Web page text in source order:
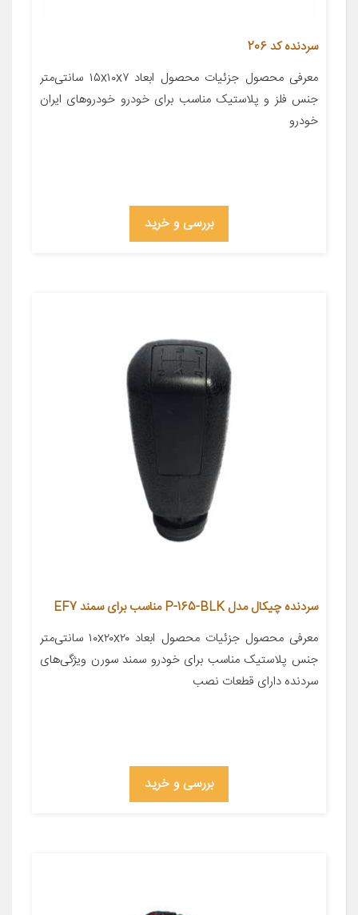
سردنده کد 206
معرفی محصول جزئیات محصول ابعاد ۱۵x۱۰x۷ سانتی‌متر
جنس فلز و پلاستیک مناسب برای خودرو خودروهای ایران
خودرو
بررسی و خرید
سردنده چیکال مدل P-165-BLK مناسب برای سمند EF7
معرفی محصول جزئیات محصول ابعاد ۱۰x۲۰x۲۰ سانتی‌متر
جنس پلاستیک مناسب برای خودرو سمند سورن ویژگی‌های
سردنده دارای قطعات نصب
بررسی و خرید